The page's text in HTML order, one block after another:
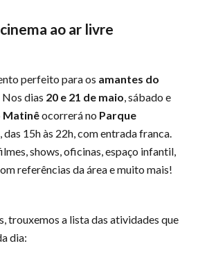
ao ar livre
perfeito para os amantes do
Nos dias 20 e 21 de maio, sábado e
Matinêocorrerá no Parque
, das 15h às 22h, com entrada franca.
shows, oficinas, espaço infantil,
referências da área e muito mais!
trouxemos a lista das atividades que
dia: